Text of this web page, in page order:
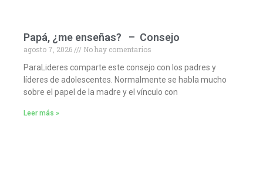
Papá, ¿me enseñas? – Consejo
agosto 7, 2026
No hay comentarios
ParaLideres comparte este consejo con los padres y
líderes de adolescentes. Normalmente se habla mucho
sobre el papel de la madre y el vínculo con
Leer más »